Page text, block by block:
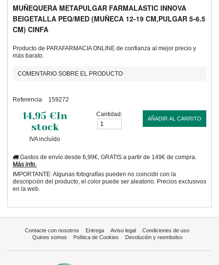
MUÑEQUERA METAPULGAR FARMALASTIC INNOVA
BEIGETALLA PEQ/MED (MUÑECA 12-19 CM,PULGAR 5-6.5
CM) CINFA
Producto de PARAFARMACIA ONLINE de confianza al mejor precio y
más barato.
COMENTARIO SOBRE EL PRODUCTO
Referencia 159272
14,95 €In
stock
IVA incluído
Cantidad:
AÑADIR AL CARRITO
Gastos de envío desde 6,99€, GRATIS a partir de 149€ de compra.
Más info.
IMPORTANTE: Algunas fotografías pueden no coincidir con la
descripción del producto, el color puede ser aleatorio. Precios exclusivos
en la web.
Contacte con nosotros Entrega Aviso legal
Condiciones de uso
Quines somos
Política de Cookies Devolución y reembolso